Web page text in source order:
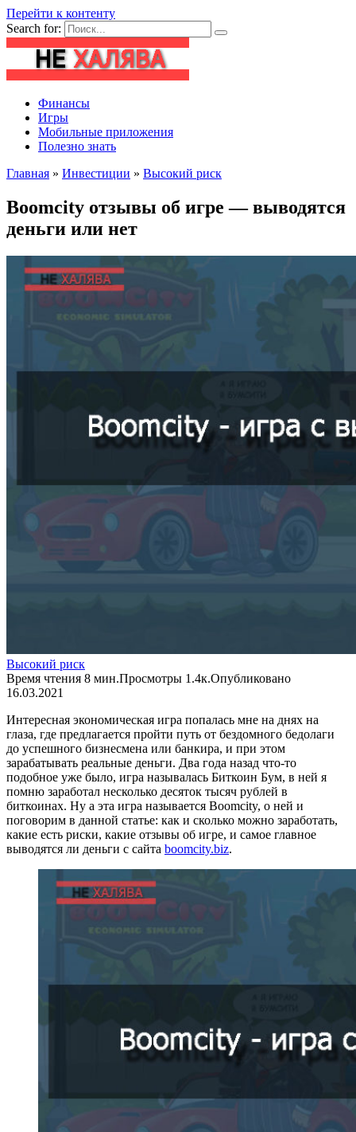
Перейти к контенту
Search for:
Финансы
Игры
Мобильные приложения
Полезно знать
Главная » Инвестиции » Высокий риск
Boomcity отзывы об игре — выводятся
деньги или нет
Высокий риск
Время чтения 8 мин.Просмотры 1.4к.Опубликовано
16.03.2021
Интересная экономическая игра попалась мне на днях на
глаза, где предлагается пройти путь от бездомного бедолаги
до успешного бизнесмена или банкира, и при этом
зарабатывать реальные деньги. Два года назад что-то
подобное уже было, игра называлась Биткоин Бум, в ней я
помню заработал несколько десяток тысяч рублей в
биткоинах. Ну а эта игра называется Boomcity, о ней и
поговорим в данной статье: как и сколько можно заработать,
какие есть риски, какие отзывы об игре, и самое главное
выводятся ли деньги с сайта boomcity.biz.